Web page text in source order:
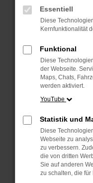
Prüfe deine
Manche
können das
anderen
Fenster?
Starte dein
Das kann
Probleme zu
sind.
Veraltete
führen, dass
unterstützt
Essentiell
Diese
Kernfunktionalität
Funktional
Diese
der Webseite.
Maps, Chats,
werden aktiviert.
YouTube
Statistik und
Diese
Webseite zu
zu verbessern.
die von dritten
Sie auf anderen
zu schalten, die